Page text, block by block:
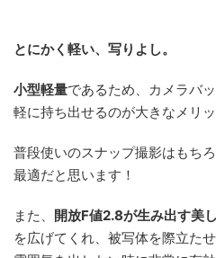
とにかく軽い、写りよし。
小型軽量であるため、カメラバ
軽に持ち出せるのが大きなメリッ
普段使いのスナップ撮影はもち
最適だと思います！
また、 開放F値2.8が生み出す美
を広げてくれ、被写体を際立た